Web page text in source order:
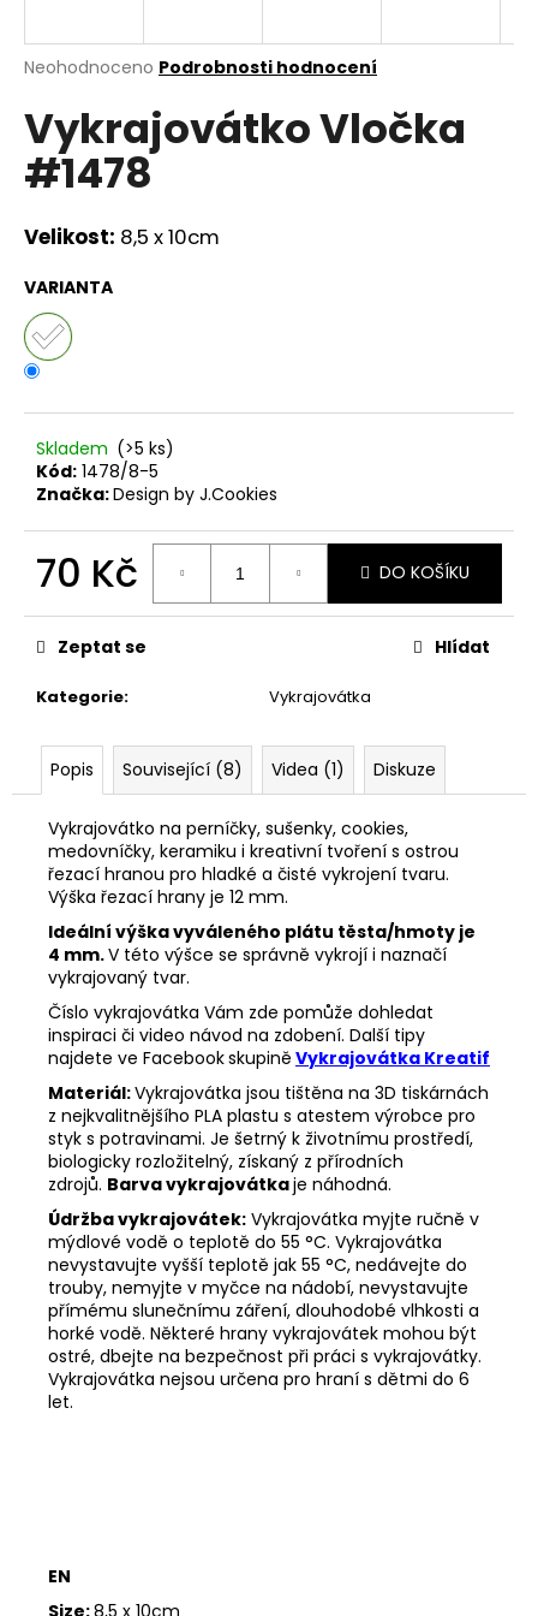
Průměrné
produktu
je
0,0
z
hvězdiček.
Neohodnoceno Podrobnosti hodnocení
Vykrajovátko Vločka
#1478
Velikost: 8,5 x 10cm
VARIANTA
Skladem (>5 ks)
Kód: 1478/8-5
Značka:Design by J.Cookies
70 Kč
cena:
DO KOŠÍKU
Kategorie: Vykrajovátka
Zeptat se Hlídat
Popis Související (8) Videa (1) Diskuze
Vykrajovátko na perníčky, sušenky, cookies,
medovníčky, keramiku i kreativní tvoření s ostrou
řezací hranou pro hladké a čisté vykrojení tvaru.
Výška řezací hrany je 12 mm.
Ideální výška vyváleného plátu těsta/hmoty je
4 mm.V této výšce se správně vykrojí i naznačí
vykrajovaný tvar.
Číslo vykrajovátka Vám zde pomůže dohledat
inspiraci či video návod na zdobení. Další tipy
najdete ve Facebookskupině Vykrajovátka Kreatif
Materiál:Vykrajovátka jsou tištěna na 3D tiskárnách
z nejkvalitnějšího PLA plastu s atestem výrobce pro
styk s potravinami. Je šetrný k životnímu prostředí,
biologicky rozložitelný, získaný z přírodních
zdrojů. Barva vykrajovátkaje náhodná.
Údržba vykrajovátek: Vykrajovátka myjte ručně v
mýdlové vodě o teplotě do 55 °C. Vykrajovátka
nevystavujte vyšší teplotě jak 55 °C, nedávejte do
trouby, nemyjte v myčce na nádobí, nevystavujte
přímému slunečnímu záření, dlouhodobé vlhkosti a
horké vodě. Některé hrany vykrajovátek mohou být
ostré, dbejte na bezpečnost při práci s vykrajovátky.
Vykrajovátka nejsou určena pro hraní s dětmi do 6
let.
EN
Size:8,5 x 10cm
j
t
?
D
o
p
o
č
u
e
m
VYKRAJOVÁTKA
SNĚHULÁKOVÉ
VÁNOCE
Kč